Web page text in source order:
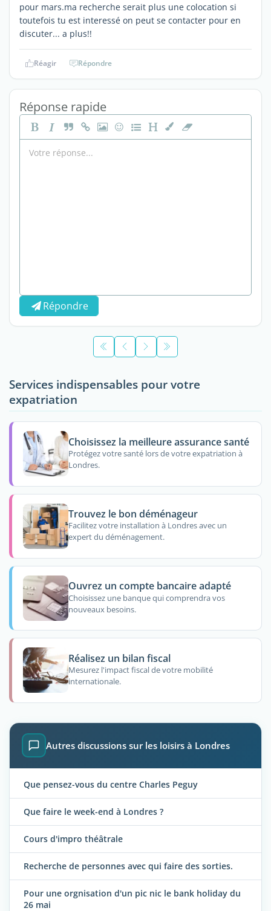
pour mars.ma recherche serait plus une colocation si
toutefois tu est interessé on peut se contacter pour en
discuter... a plus!!
Réagir Répondre
Réponse rapide
Répondre
Services indispensables pour votre
expatriation
Choisissez la meilleure assurance santé
Protégez votre santé lors de votre expatriation à
Londres.
Trouvez le bon déménageur
Facilitez votre installation à Londres avec un
expert du déménagement.
Ouvrez un compte bancaire adapté
Choisissez une banque qui comprendra vos
nouveaux besoins.
Réalisez un bilan fiscal
Mesurez l'impact fiscal de votre mobilité
internationale.
Autres discussions sur les loisirs à Londres
Que pensez-vous du centre Charles Peguy
Que faire le week-end à Londres ?
Cours d'impro théâtrale
Recherche de personnes avec qui faire des sorties.
Pour une orgnisation d'un pic nic le bank holiday du
26 mai